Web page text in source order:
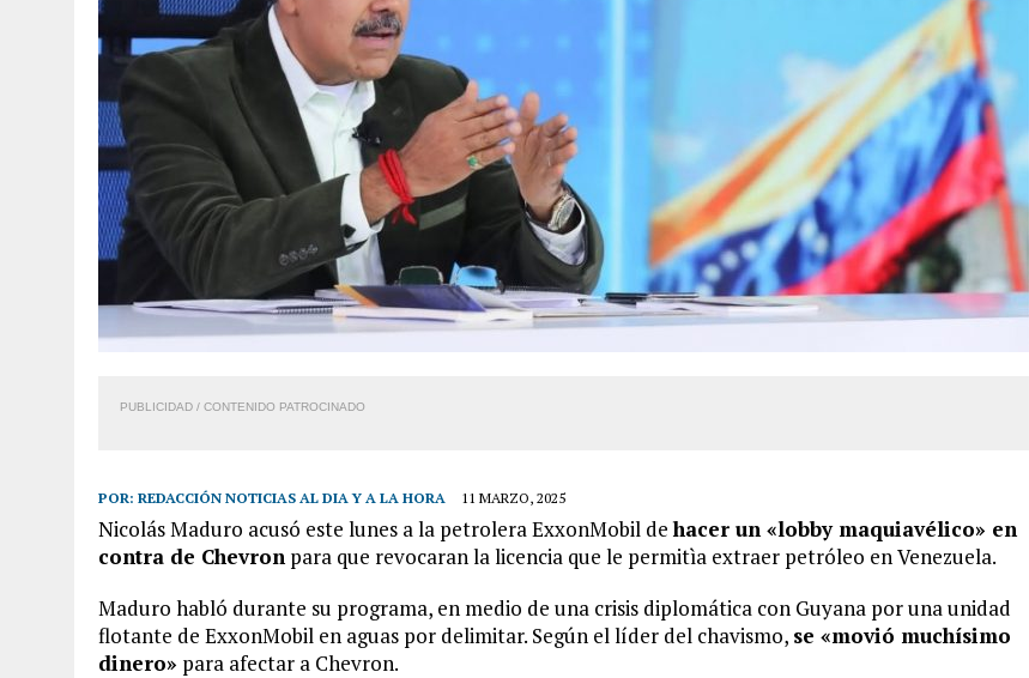
PUBLICIDAD / CONTENIDO PATROCINADO
POR: REDACCIÓN NOTICIAS AL DIA Y A LA HORA 11 MARZO, 2025
Nicolás Maduro acusó este lunes a la petrolera ExxonMobil dehacer un «lobby maquiavélico» en
contra de Chevron para que revocaran la licencia que le permitìa extraer petróleo en Venezuela.
Maduro habló durante su programa, en medio de una crisis diplomática con Guyana por una unidad
flotante de ExxonMobil en aguas por delimitar. Según el líder del chavismo, se «movió muchísimo
dinero» para afectar a Chevron.